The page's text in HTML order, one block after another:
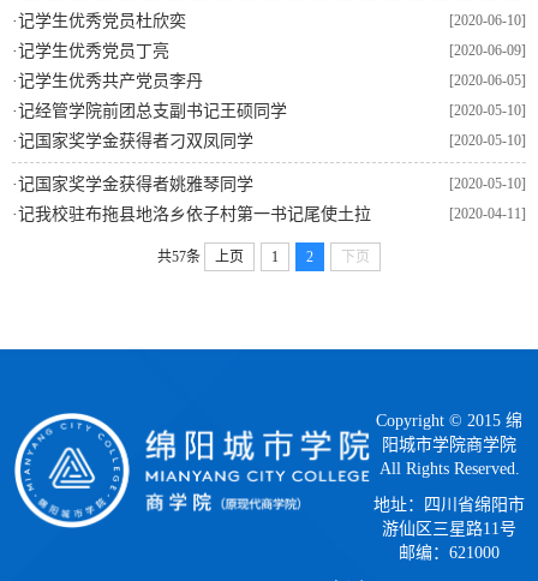
[2020-06-10]
·记学生优秀党员杜欣奕
[2020-06-09]
·记学生优秀党员丁亮
[2020-06-05]
·记学生优秀共产党员李丹
[2020-05-10]
·记经管学院前团总支副书记王硕同学
[2020-05-10]
·记国家奖学金获得者刁双凤同学
[2020-05-10]
·记国家奖学金获得者姚雅琴同学
[2020-04-11]
·记我校驻布拖县地洛乡依子村第一书记尾使土拉
共57条 上页 1 2 下页
Copyright © 2015 绵
阳城市学院商学院
All Rights Reserved.
地址：四川省绵阳市
游仙区三星路11号
邮编：621000